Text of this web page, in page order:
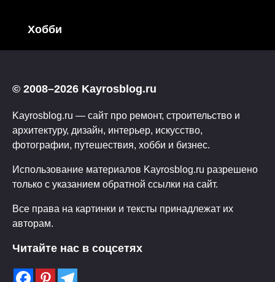
Хобби
© 2008–2026 Kayrosblog.ru
Kayrosblog.ru — сайт про ремонт, строительство и
архитектуру, дизайн, интерьер, искусство,
фотографии, путешествия, хобби и бизнес.
Использование материалов Kayrosblog.ru разрешено
только с указанием обратной ссылки на сайт.
Все права на картинки и тексты принадлежат их
авторам.
Читайте нас в соцсетях